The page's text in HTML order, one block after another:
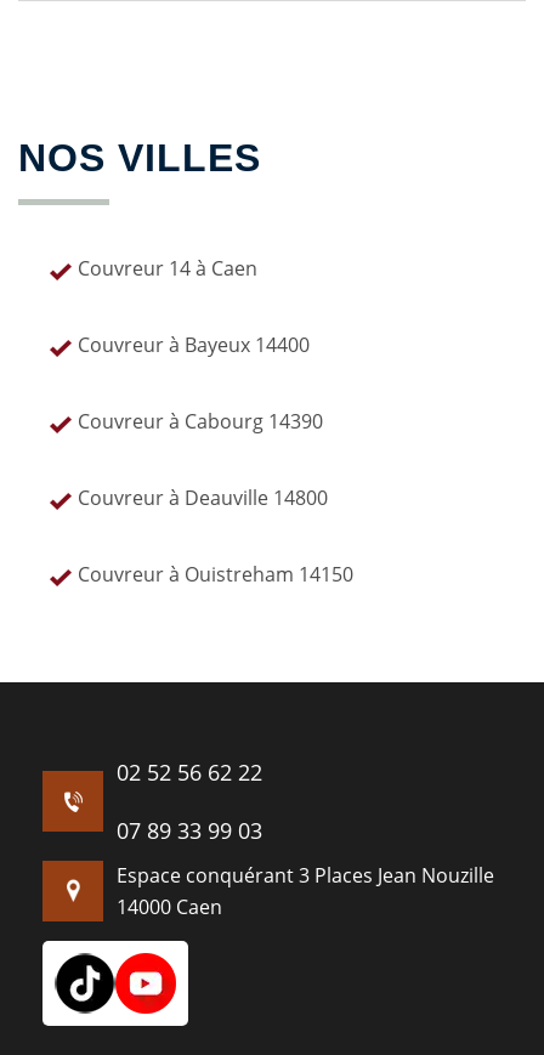
NOS VILLES
Couvreur 14 à Caen
Couvreur à Bayeux 14400
Couvreur à Cabourg 14390
Couvreur à Deauville 14800
Couvreur à Ouistreham 14150
02 52 56 62 22
07 89 33 99 03
Espace conquérant 3 Places Jean Nouzille
14000 Caen